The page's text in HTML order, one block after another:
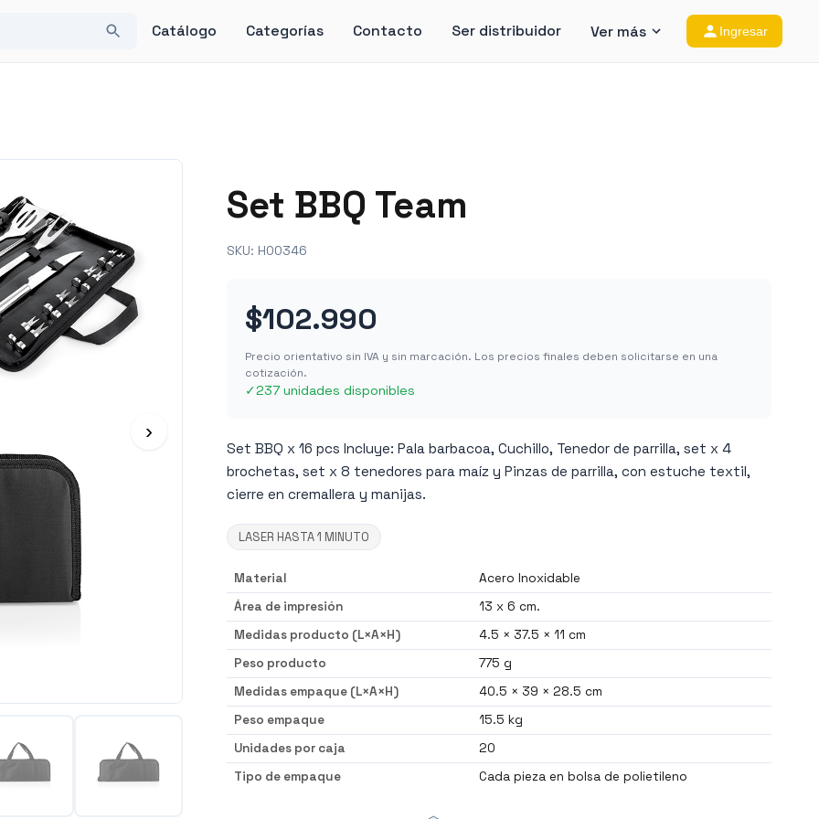
Catálogo Categorías Contacto Ser distribuidor Ver más Ingresar
›
Set BBQ Team
SKU: HO0346
$102.990
Precio orientativo sin IVA y sin marcación. Los precios finales deben solicitarse en una
cotización.
✓237 unidades disponibles
Set BBQ x 16 pcs Incluye: Pala barbacoa, Cuchillo, Tenedor de parrilla, set x 4
brochetas, set x 8 tenedores para maíz y Pinzas de parrilla, con estuche textil,
cierre en cremallera y manijas.
LASER HASTA 1 MINUTO
Material
Acero Inoxidable
Área de impresión
13 x 6 cm.
Medidas producto (L×A×H)
4.5 × 37.5 × 11 cm
Peso producto
775 g
Medidas empaque (L×A×H)
40.5 × 39 × 28.5 cm
Peso empaque
15.5 kg
Unidades por caja
20
Tipo de empaque
Cada pieza en bolsa de polietileno